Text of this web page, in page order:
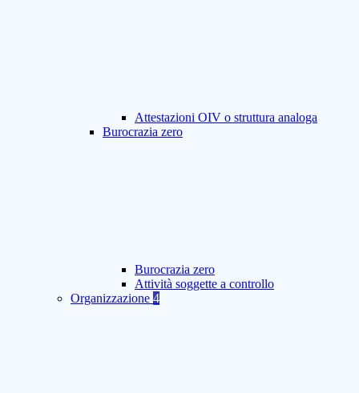
Attestazioni OIV o struttura analoga
Burocrazia zero
Burocrazia zero
Attività soggette a controllo
Organizzazione 4